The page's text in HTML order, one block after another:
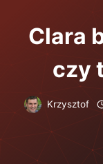
Clara
czy
Krzysztof